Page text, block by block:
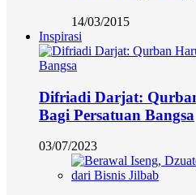
14/03/2015
Inspirasi
Difriadi Darjat:
Bagi Persatuan Bangsa
03/07/2023